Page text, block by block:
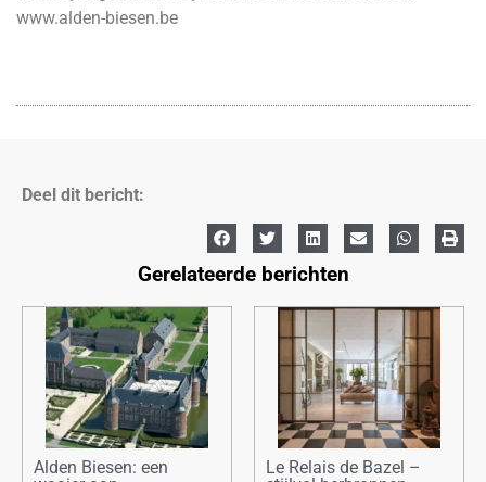
www.alden-biesen.be
Deel dit bericht:
Gerelateerde berichten
Alden Biesen: een
Le Relais de Bazel –